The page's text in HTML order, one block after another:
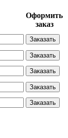
Оформить
заказ
Заказать
Заказать
Заказать
Заказать
Заказать